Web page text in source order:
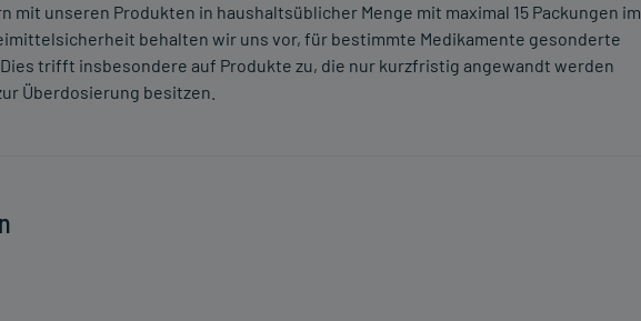
mit unseren Produkten in haushaltsüblicher Menge mit maximal 15 Packungen im
behalten wir uns vor, für bestimmte Medikamente gesonderte
trifft insbesondere auf Produkte zu, die nur kurzfristig angewandt werden
Überdosierung besitzen.